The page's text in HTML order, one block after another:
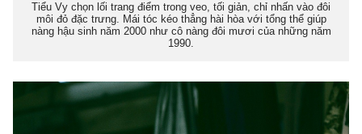
Tiểu Vy chọn lối trang điểm trong veo, tối giản, chỉ nhấn vào đôi
môi đỏ đặc trưng. Mái tóc kéo thẳng hài hòa với tổng thể giúp
nàng hậu sinh năm 2000 như cô nàng đôi mươi của những năm
1990.